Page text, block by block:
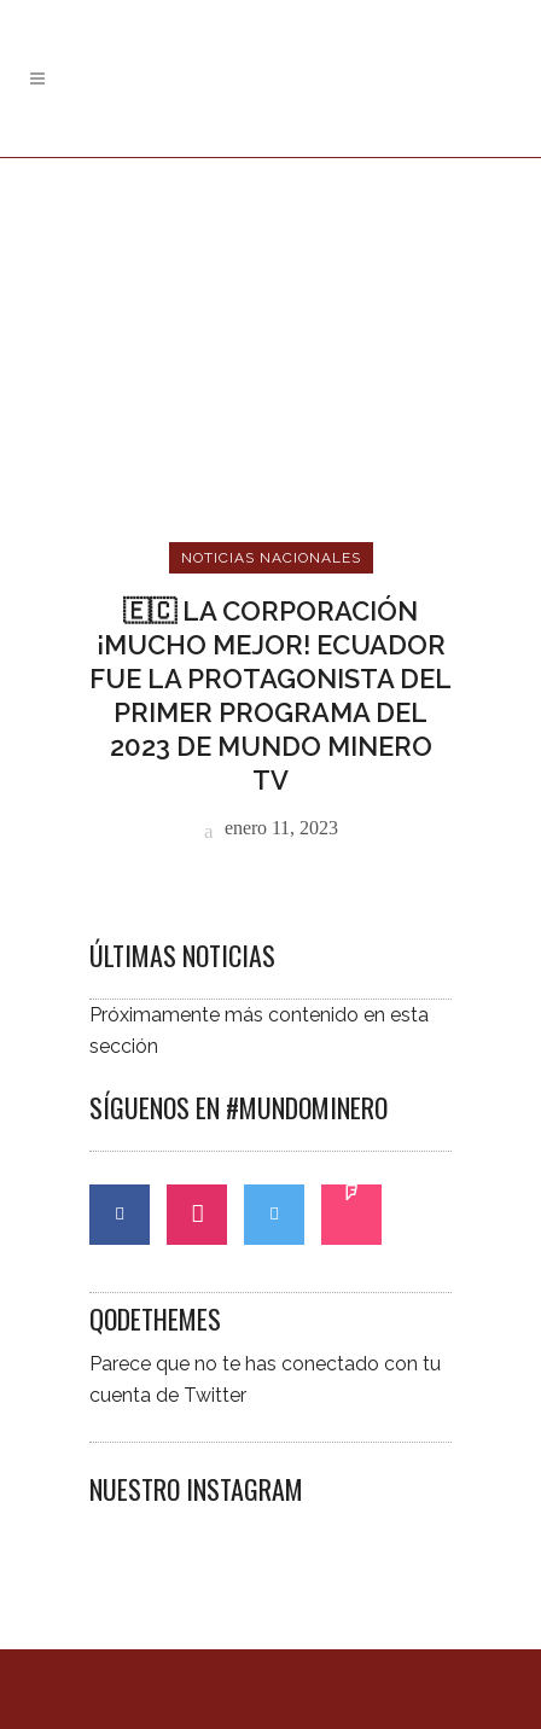
NOTICIAS NACIONALES
🇪🇨 LA CORPORACIÓN
¡MUCHO MEJOR! ECUADOR
FUE LA PROTAGONISTA DEL
PRIMER PROGRAMA DEL
2023 DE MUNDO MINERO
TV
enero 11, 2023
ÚLTIMAS NOTICIAS
Próximamente más contenido en esta
sección
SÍGUENOS EN #MUNDOMINERO
QODETHEMES
Parece que no te has conectado con tu
cuenta de Twitter
NUESTRO INSTAGRAM